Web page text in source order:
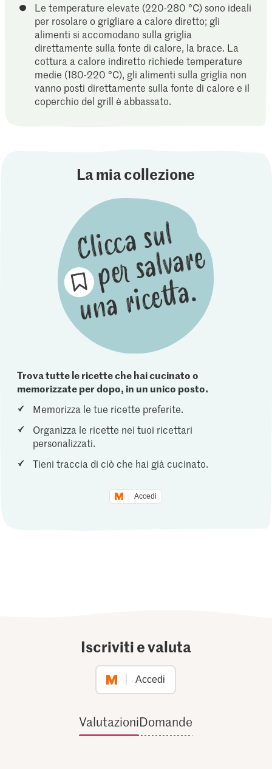
Le temperature elevate (220-280 °C) sono ideali
per rosolare o grigliare a calore diretto; gli
alimenti si accomodano sulla griglia
direttamente sulla fonte di calore, la brace. La
cottura a calore indiretto richiede temperature
medie (180-220 °C), gli alimenti sulla griglia non
vanno posti direttamente sulla fonte di calore e il
coperchio del grill è abbassato.
La mia collezione
Trova tutte le ricette che hai cucinato o
memorizzate per dopo, in un unico posto.
Memorizza le tue ricette preferite.
Organizza le ricette nei tuoi ricettari
personalizzati.
Tieni traccia di ciò che hai già cucinato.
Accedi
Iscriviti e valuta
Accedi
ValutazioniDomande